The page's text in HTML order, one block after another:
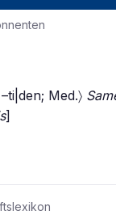
–ti|den; Med.〉
]